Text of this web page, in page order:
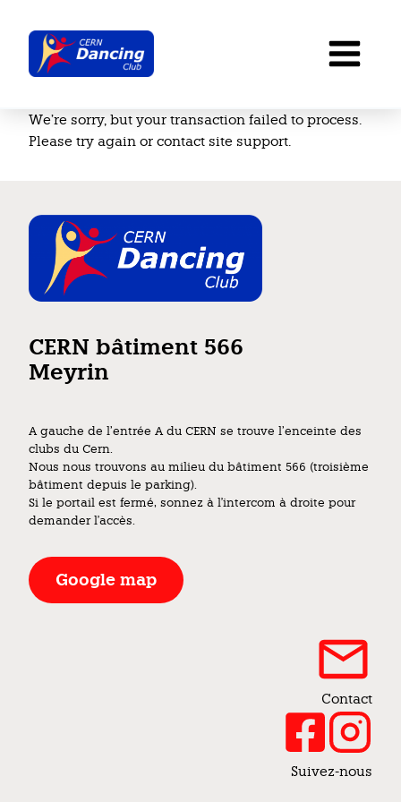
contenu
We’re sorry, but your transaction failed to process.
Please try again or contact site support.
CERN bâtiment 566
Meyrin
A gauche de l’entrée A du CERN se trouve l’enceinte des
clubs du Cern.
Nous nous trouvons au milieu du bâtiment 566 (troisième
bâtiment depuis le parking).
Si le portail est fermé, sonnez à l'intercom à droite pour
demander l'accès.
Google map
Contact
Suivez-nous